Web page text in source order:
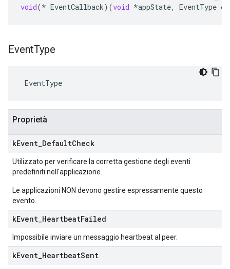
void(* EventCallback)(void *appState, EventType
EventType
EventType
Proprietà
kEvent DefaultCheck
Utilizzato per verificare la corretta gestione degli eventi
predefiniti nell'applicazione.
Le applicazioni NON devono gestire espressamente questo
evento.
kEvent HeartbeatFailed
Impossibile inviare un messaggio heartbeat al peer.
kEvent HeartbeatSent